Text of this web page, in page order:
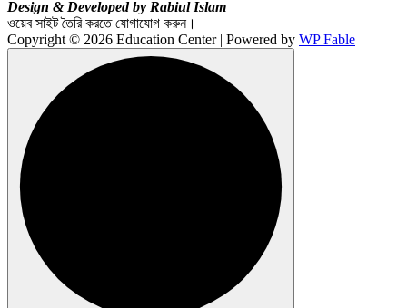
Design & Developed by Rabiul Islam
ওয়েব সাইট তৈরি করতে যোগাযোগ করুন।
Copyright © 2026 Education Center | Powered by WP Fable